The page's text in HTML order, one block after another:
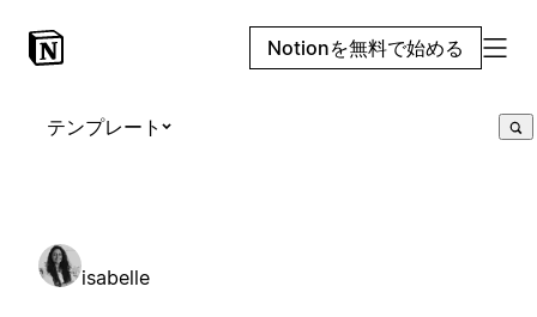
Notionを無料で始める
テンプレート
isabelle